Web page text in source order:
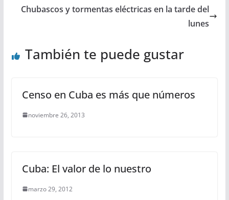
Chubascos y tormentas eléctricas en la tarde del
lunes
También te puede gustar
Censo en Cuba es más que números
noviembre 26, 2013
Cuba: El valor de lo nuestro
marzo 29, 2012